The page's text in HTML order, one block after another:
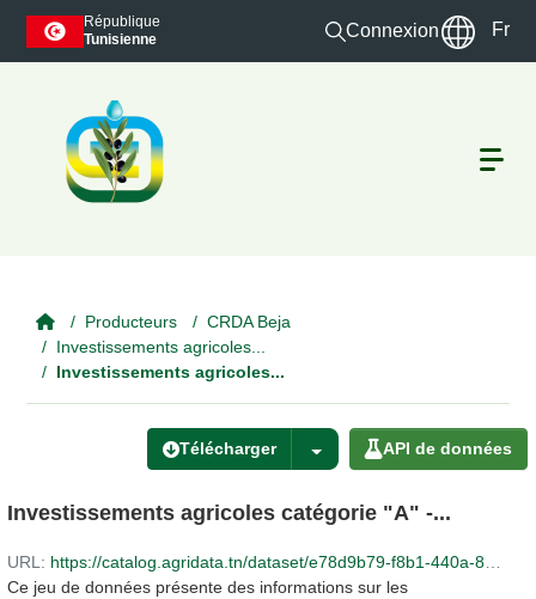
Skip to main content
République
Tunisienne
Connexion Fr
Producteurs
CRDA Beja
Investissements agricoles...
Investissements agricoles...
Télécharger API de données
Investissements agricoles catégorie "A" -...
URL: https://catalog.agridata.tn/dataset/e78d9b79-f8b1-440a-899e-e7e5489af83f/resource/8fc69c9b-3437-4dd2-a357-16e963303d3b/download/investissements-agricoles.xlsx
Ce jeu de données présente des informations sur les